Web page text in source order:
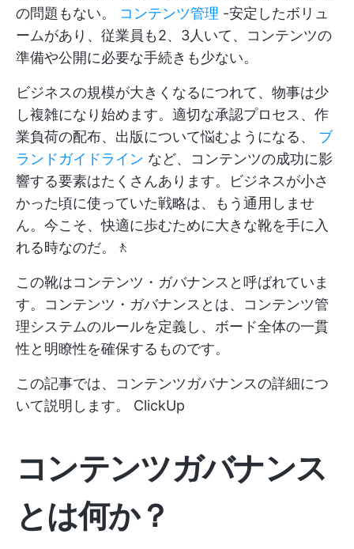
の問題もない。 コンテンツ管理 -安定したボリュ
ームがあり、従業員も2、3人いて、コンテンツの
準備や公開に必要な手続きも少ない。
ビジネスの規模が大きくなるにつれて、物事は少
し複雑になり始めます。適切な承認プロセス、作
業負荷の配布、出版について悩むようになる、 ブ
ランドガイドライン など、コンテンツの成功に影
響する要素はたくさんあります。ビジネスが小さ
かった頃に使っていた戦略は、もう通用しませ
ん。今こそ、快適に歩むために大きな靴を手に入
れる時なのだ。🚶
この靴はコンテンツ・ガバナンスと呼ばれていま
す。コンテンツ・ガバナンスとは、コンテンツ管
理システムのルールを定義し、ボード全体の一貫
性と明瞭性を確保するものです。
この記事では、コンテンツガバナンスの詳細につ
いて説明します。 ClickUp
コンテンツガバナンス
とは何か？